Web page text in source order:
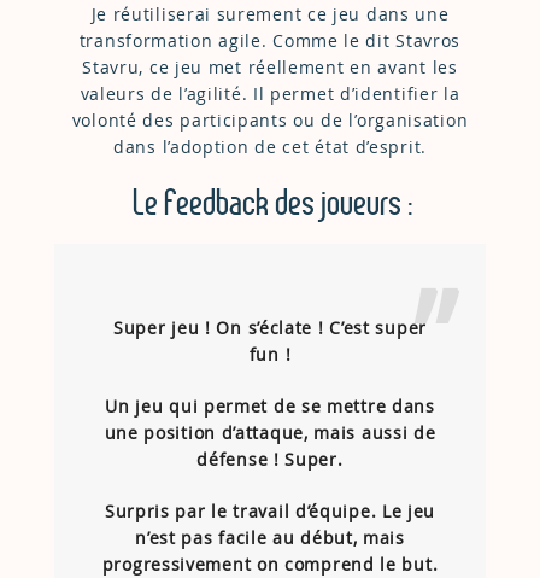
Je réutiliserai surement ce jeu dans une
transformation agile. Comme le dit Stavros
Stavru, ce jeu met réellement en avant les
valeurs de l’agilité. Il permet d’identifier la
volonté des participants ou de l’organisation
dans l’adoption de cet état d’esprit.
Le Feedback des joueurs :
Super jeu ! On s’éclate ! C’est super
fun !
Un jeu qui permet de se mettre dans
une position d’attaque, mais aussi de
défense ! Super.
Surpris par le travail d’équipe. Le jeu
n’est pas facile au début, mais
progressivement on comprend le but.